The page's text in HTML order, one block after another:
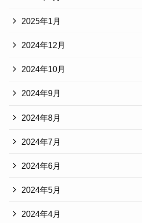
2025年1月
2024年12月
2024年10月
2024年9月
2024年8月
2024年7月
2024年6月
2024年5月
2024年4月